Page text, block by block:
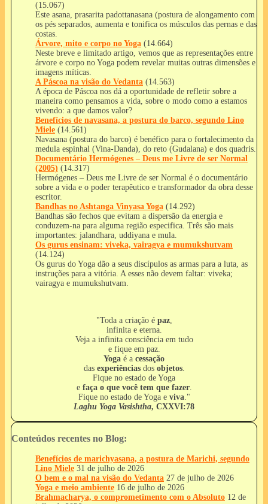
(15.067)
Este asana, prasarita padottanasana (postura de alongamento com
os pés separados, aumenta e tonifica os músculos das pernas e das
costas.
Árvore, mito e corpo no Yoga (14.664)
Neste breve e limitado artigo, vemos que as representações entre
árvore e corpo no Yoga podem revelar muitas outras dimensões e
imagens míticas.
A Páscoa na visão do Vedanta (14.563)
A época de Páscoa nos dá a oportunidade de refletir sobre a
maneira como pensamos a vida, sobre o modo como a estamos
vivendo: a que damos valor?
Benefícios de navasana, a postura do barco, segundo Lino
Miele (14.561)
Navasana (postura do barco) é benéfico para o fortalecimento da
medula espinhal (Vina-Danda), do reto (Gudalana) e dos quadris.
Documentário Hermógenes – Deus me Livre de ser Normal
(2005) (14.317)
Hermógenes – Deus me Livre de ser Normal é o documentário
sobre a vida e o poder terapêutico e transformador da obra desse
escritor.
Bandhas no Ashtanga Vinyasa Yoga (14.292)
Bandhas são fechos que evitam a dispersão da energia e
conduzem-na para alguma região especifica. Três são mais
importantes: jalandhara, uddiyana e mula.
Os gurus ensinam: viveka, vairagya e mumukshutvam
(14.124)
Os gurus do Yoga dão a seus discípulos as armas para a luta, as
instruções para a vitória. A esses não devem faltar: viveka;
vairagya e mumukshutvam.
"Toda a criação é paz,
infinita e eterna.
Veja a infinita consciência em tudo
e fique em paz.
Yoga é a cessação
das experiênciasdos objetos.
Fique no estado de Yoga
e faça o que você tem que fazer.
Fique no estado de Yoga e viva."
Laghu Yoga Vasishtha, CXXVI:78
Conteúdos recentes no Blog:
Benefícios de marichyasana, a postura de Marichi, segundo
Lino Miele 31 de julho de 2026
O bem e o mal na visão do Vedanta 27 de julho de 2026
Yoga e meio ambiente 16 de julho de 2026
Brahmacharya, o comprometimento com o Absoluto 12 de